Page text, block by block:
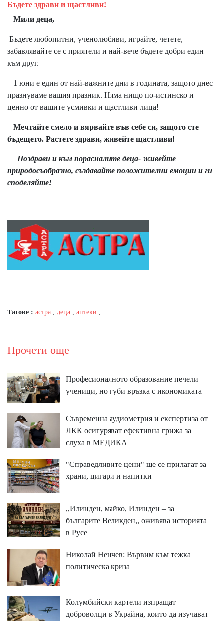
Бъдете здрави и щастливи!
Мили деца,
Бъдете любопитни, ученолюбиви, играйте, четете,
забавлявайте се с приятели и най-вече бъдете добри един
към друг.
1 юни е един от най-важните дни в годината, защото днес
празнуваме вашия празник. Няма нищо по-истинско и
ценно от вашите усмивки и щастливи лица!
Мечтайте смело и вярвайте във себе си, защото сте
бъдещето. Растете здрави, живейте щастливи!
Поздрави и към порасналите деца- живейте
природосъобразно, създавайте положителни емоции и ги
споделяйте!
Тагове : астра , деца , аптеки ,
Прочети още
Професионалното образование печели
ученици, но губи връзка с икономиката
Съвременна аудиометрия и експертиза от
ЛКК осигуряват ефективна грижа за
слуха в МЕДИКА
"Справедливите цени" ще се прилагат за
храни, цигари и напитки
,,Илинден, майко, Илинден – за
българите Великден,, оживява историята
в Русе
Николай Ненчев: Вървим към тежка
политическа криза
Колумбийски картели изпращат
доброволци в Украйна, които да изучават